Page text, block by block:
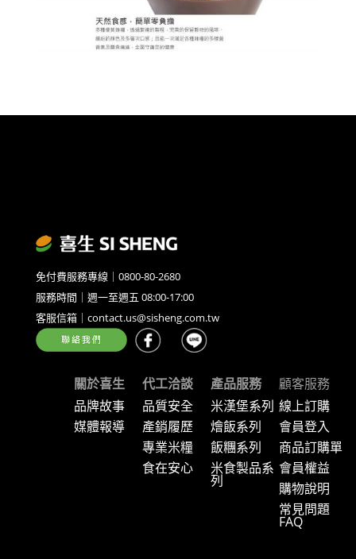
免付費服務專線｜0800-80-2680
服務時間｜週一至週五 08:00-17:00
客服信箱｜contact.us@sisheng.com.tw
關於喜生 代工洽談 產品服務
顧客服務
品牌故事
媒體報導
品質安全
產銷履歷
專業米糧
食在安心
米漢堡系列
燴飯系列
飯糰系列
米食製品系
列
線上訂購
會員登入
商品訂購單
會員權益
購物說明
常見問題
FAQ